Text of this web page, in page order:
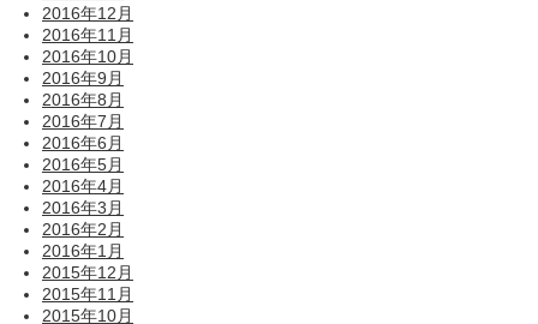
2016年12月
2016年11月
2016年10月
2016年9月
2016年8月
2016年7月
2016年6月
2016年5月
2016年4月
2016年3月
2016年2月
2016年1月
2015年12月
2015年11月
2015年10月